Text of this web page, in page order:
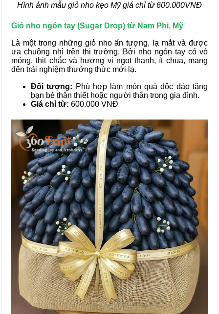
Hình ảnh mẫu giỏ nho kẹo Mỹ giá chỉ từ 600.000VNĐ
Giỏ nho ngón tay (Sugar Drop) từ Nam Phi, Mỹ
Là một trong những giỏ nho ấn tượng, lạ mắt và được
ưa chuộng nhì trên thị trường. Bởi nho ngón tay có vỏ
mỏng, thịt chắc và hương vị ngọt thanh, ít chua, mang
đến trải nghiệm thưởng thức mới lạ.
Đối tượng: Phù hợp làm món quà độc đáo tặng
bạn bè thân thiết hoặc người thân trong gia đình.
Giá chỉ từ: 600.000 VNĐ